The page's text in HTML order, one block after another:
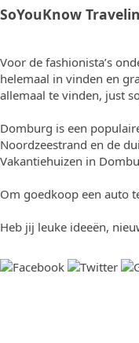
SoYouKnow
Voor de fashionista’s
helemaal in vinden en
allemaal te vinden, just
Domburg is een
Noordzeestrand en de
Vakantiehuizen in
Om goedkoop een auto
Heb jij leuke ideeën,